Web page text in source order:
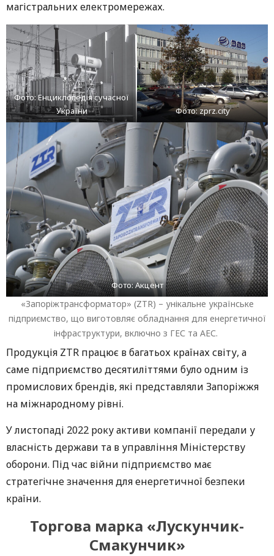
магістральних електромережах.
Фото: Енциклопедія сучасної
України
Фото: zprz.city
Фото: Акцент
«Запоріжтрансформатор» (ZTR) – унікальне українське
підприємство, що виготовляє обладнання для енергетичної
інфраструктури, включно з ГЕС та АЕС.
Продукція ZTR працює в багатьох країнах світу, а
саме підприємство десятиліттями було одним із
промислових брендів, які представляли Запоріжжя
на міжнародному рівні.
У листопаді 2022 року активи компанії передали у
власність держави та в управління Міністерству
оборони. Під час війни підприємство має
стратегічне значення для енергетичної безпеки
країни.
Торгова марка «Лускунчик-
Смакунчик»